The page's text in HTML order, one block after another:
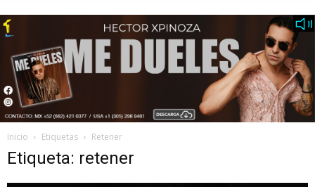
Inicio Etiquetas Retener
Etiqueta: retener